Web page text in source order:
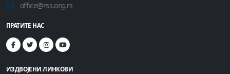
office@rss.org.rs
ПРАТИТЕ НАС
ИЗДВОЈЕНИ ЛИНКОВИ